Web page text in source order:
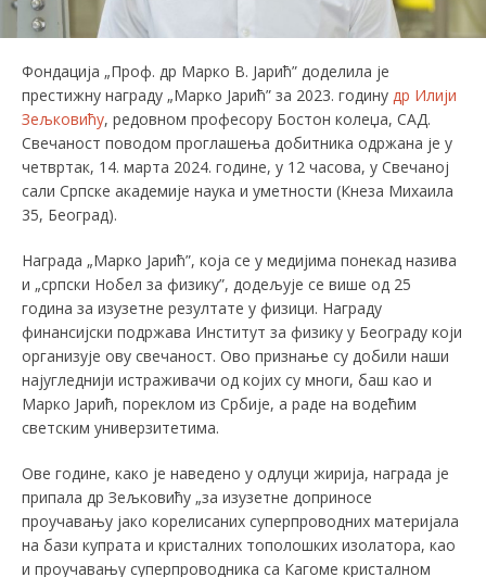
Фондација „Проф. др Марко В. Јарић” доделила је
престижну награду „Марко Јарић” за 2023. годину др Илији
Зељковићу, редовном професору Бостон колеџа, САД.
Свечаност поводом проглашења добитника одржана је у
четвртак, 14. марта 2024. године, у 12 часова, у Свечаној
сали Српске академије наука и уметности (Кнеза Михаила
35, Београд).
Награда „Марко Јарић”, која се у медијима понекад назива
и „српски Нобел за физику”, додељује се више од 25
година за изузетне резултате у физици. Награду
финансијски подржава Институт за физику у Београду који
организује ову свечаност. Ово признање су добили наши
најугледнији истраживачи од којих су многи, баш као и
Марко Јарић, пореклом из Србије, а раде на водећим
светским универзитетима.
Ове године, како је наведено у одлуци жирија, награда је
припала др Зељковићу „за изузетне доприносе
проучавању јако корелисаних суперпроводних материјала
на бази купрата и кристалних тополошких изолатора, као
и проучавању суперпроводника са Кагоме кристалном